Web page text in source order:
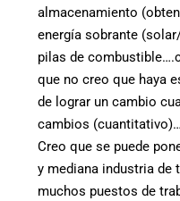
almacenamiento
energía sobrante
pilas de
que no creo que haya
de lograr un cambio
cambios
Creo que se puede
y mediana industria
muchos puestos de